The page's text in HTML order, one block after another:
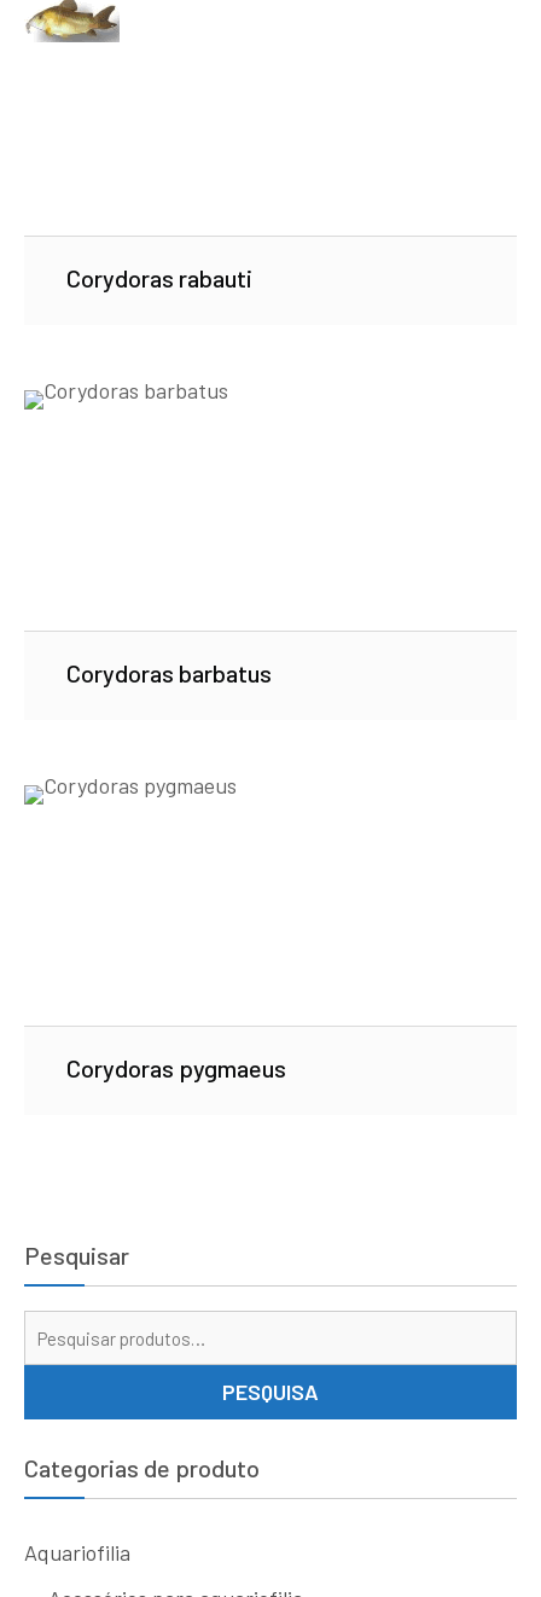
Corydoras rabauti
Corydoras barbatus
Corydoras pygmaeus
Pesquisar
PESQUISA
Categorias de produto
Aquariofilia